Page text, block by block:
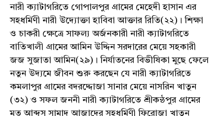
নারী ক্যাটাগরিতে গোপালপুর গ্রামের মেহেদী হাসান এর
সহধর্মিণী নারী উদ্যোক্তা হাবিবা আক্তার রিতি(২২)। শিক্ষা
ও চাকরী ক্ষেত্রে সাফল্য অর্জনকারী নারী ক্যাটাগরিতে
বাতিখালী গ্রামের আমিন উদ্দিন সরদারের মেয়ে সহকারী
জজ সুজাতা আমিন(২৯)। নির্যাতনের বিভীষিকা মুছে ফেলে
নতুন উদ্যমে জীবন শুরু করছেন যে নারী ক্যাটাগরিতে
কমলাপুর গ্রামের বদরদ্দোজা সানার মেয়ে নাসরিন খাতুন
(৩২) ও সফল জননী নারী ক্যাটাগরিতে শ্রীকন্ঠপুর গ্রামের
মৃত আব্দুস সামাদ আজাদের সহধর্মিণী ফিরোজা খাতুন